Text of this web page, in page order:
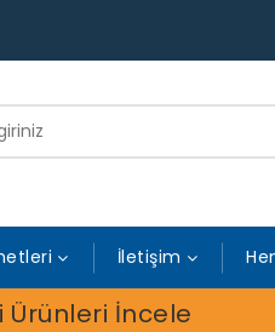
İletişim
Ürünleri İncele